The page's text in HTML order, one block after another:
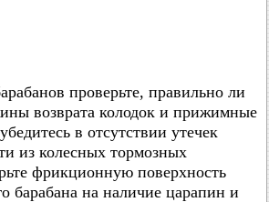
проверьте, правильно ли
возврата колодок и прижимные
в отсутствии утечек
из колесных тормозных
фрикционную поверхность
барабана на наличие царапин и